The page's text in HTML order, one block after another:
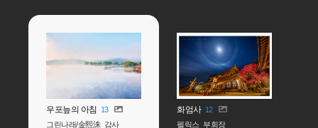
우포늪의 아침
13
그린나래/金熙洙_감사
화엄사 12
펠릭스_부회장